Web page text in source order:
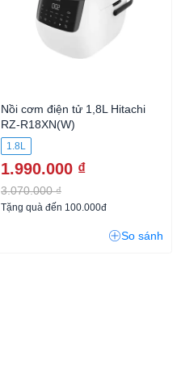
Nồi cơm điện tử 1,8L Hitachi
RZ-R18XN(W)
1.8L
1.990.000 ₫
3.070.000 ₫
Tặng quà đến 100.000đ
So sánh